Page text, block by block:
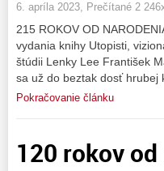
6. apríla 2023, Prečítané 2
215 ROKOV OD
vydania knihy Utopisti,
štúdii Lenky Lee František
sa už do beztak dosť
Pokračovanie článku
120 rokov